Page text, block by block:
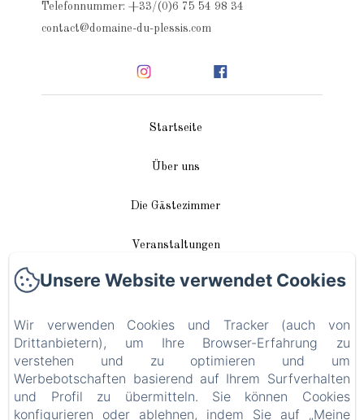
Telefonnummer: +33/(0)6 75 54 98 34
contact@domaine-du-plessis.com
Startseite
Über uns
Die Gästezimmer
Veranstaltungen
In unserer Nähe
Anreise / Kontakt
Plan du site
Blog
Unsere Website verwendet Cookies
Wir verwenden Cookies und Tracker (auch von
Drittanbietern), um Ihre Browser-Erfahrung zu
verstehen und zu optimieren und um
Werbebotschaften basierend auf Ihrem Surfverhalten
und Profil zu übermitteln. Sie können Cookies
konfigurieren oder ablehnen, indem Sie auf „Meine